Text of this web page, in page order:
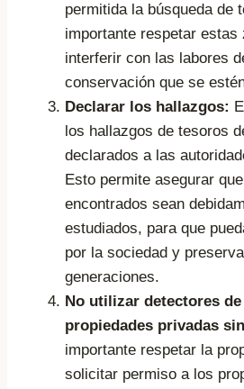
permitida la búsqueda de
importante respetar estas
interferir con las labores
conservación que se
Declarar los hallazgos:
los hallazgos de tesoros
declarados a las
Esto permite asegurar
encontrados sean
estudiados, para que
por la sociedad y
generaciones.
No utilizar detectores
propiedades privadas
importante respetar la
solicitar permiso a los